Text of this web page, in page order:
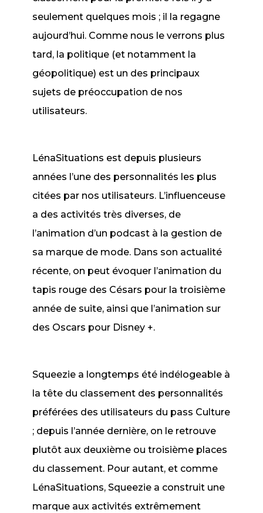
seulement quelques mois ; il la regagne
aujourd’hui. Comme nous le verrons plus
tard, la politique (et notamment la
géopolitique) est un des principaux
sujets de préoccupation de nos
utilisateurs.
LénaSituations est depuis plusieurs
années l’une des personnalités les plus
citées par nos utilisateurs. L’influenceuse
a des activités très diverses, de
l’animation d’un podcast à la gestion de
sa marque de mode. Dans son actualité
récente, on peut évoquer l’animation du
tapis rouge des Césars pour la troisième
année de suite, ainsi que l’animation sur
des Oscars pour Disney +.
Squeezie a longtemps été indélogeable à
la tête du classement des personnalités
préférées des utilisateurs du pass Culture
; depuis l’année dernière, on le retrouve
plutôt aux deuxième ou troisième places
du classement. Pour autant, et comme
LénaSituations, Squeezie a construit une
marque aux activités extrêmement